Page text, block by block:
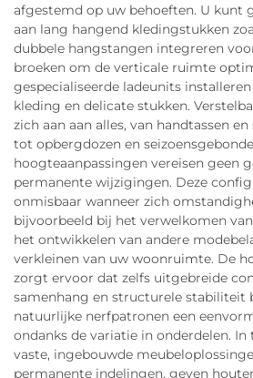
afgestemd op uw behoeften. U kunt
aan lang hangend kledingstukken
dubbele hangstangen integreren
broeken om de verticale ruimte
gespecialiseerde ladeunits
kleding en delicate stukken.
zich aan aan alles, van handtassen
tot opbergdozen en
hoogteaanpassingen vereisen geen
permanente wijzigingen. Deze
onmisbaar wanneer zich
bijvoorbeeld bij het verwelkomen
het ontwikkelen van andere
verkleinen van uw woonruimte. De
zorgt ervoor dat zelfs uitgebreide
samenhang en structurele stabiliteit
natuurlijke nerfpatronen een
ondanks de variatie in onderdelen.
vaste, ingebouwde
permanente indelingen, geven